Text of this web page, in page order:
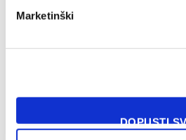
Marketinški
DOPUSTI